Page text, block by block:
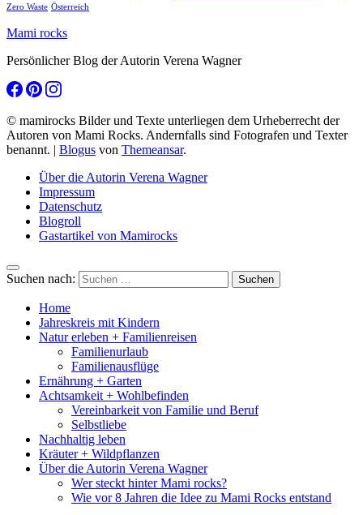
Zero Waste Österreich
Mami rocks
Persönlicher Blog der Autorin Verena Wagner
© mamirocks Bilder und Texte unterliegen dem Urheberrecht der
Autoren von Mami Rocks. Andernfalls sind Fotografen und Texter
benannt. | Blogus von Themeansar.
Über die Autorin Verena Wagner
Impressum
Datenschutz
Blogroll
Gastartikel von Mamirocks
Suchen nach:
Home
Jahreskreis mit Kindern
Natur erleben + Familienreisen
Familienurlaub
Familienausflüge
Ernährung + Garten
Achtsamkeit + Wohlbefinden
Vereinbarkeit von Familie und Beruf
Selbstliebe
Nachhaltig leben
Kräuter + Wildpflanzen
Über die Autorin Verena Wagner
Wer steckt hinter Mami rocks?
Wie vor 8 Jahren die Idee zu Mami Rocks entstand